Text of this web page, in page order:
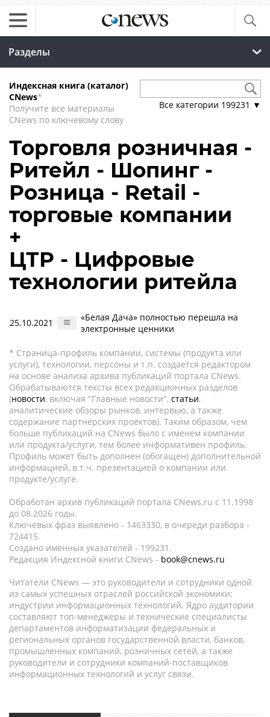
Разделы
Индексная книга (каталог)
CNews*
Получите все материалы
CNews по ключевому слову
Все категории 199231 ▼
Торговля розничная -
Ритейл - Шопинг -
Розница - Retail -
торговые компании
+
ЦТР - Цифровые
технологии ритейла
25.10.2021
«Белая Дача» полностью перешла на
электронные ценники
* Страница-профиль компании, системы (продукта или
услуги), технологии, персоны и т.п. создается редактором
на основе анализа архива публикаций портала CNews.
Обрабатываются тексты всех редакционных разделов
(новости, включая "Главные новости", статьи,
аналитические обзоры рынков, интервью, а также
содержание партнёрских проектов). Таким образом, чем
больше публикаций на CNews было с именем компании
или продукта/услуги, тем более информативен профиль.
Профиль может быть дополнен (обогащен) дополнительной
информацией, в т.ч. презентацией о компании или
продукте/услуге.
Обработан архив публикаций портала CNews.ru c 11.1998
до 08.2026 годы.
Ключевых фраз выявлено - 1463330, в очереди разбора -
724415.
Создано именных указателей - 199231.
Редакция Индексной книги CNews - book@cnews.ru
Читатели CNews — это руководители и сотрудники одной
из самых успешных отраслей российской экономики:
индустрии информационных технологий. Ядро аудитории
составляют топ-менеджеры и технические специалисты
департаментов информатизации федеральных и
региональных органов государственной власти, банков,
промышленных компаний, розничных сетей, а также
руководители и сотрудники компаний-поставщиков
информационных технологий и услуг связи.